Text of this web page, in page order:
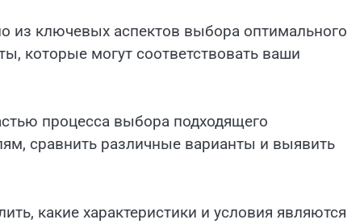
из ключевых аспектов выбора оптимального
которые могут соответствовать ваши
процесса выбора подходящего
сравнить различные варианты и выявить
какие характеристики и условия являются